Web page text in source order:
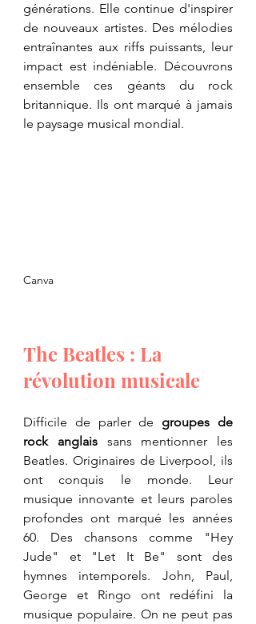
générations. Elle continue d'inspirer
de nouveaux artistes. Des mélodies
entraînantes aux riffs puissants, leur
impact est indéniable. Découvrons
ensemble ces géants du rock
britannique. Ils ont marqué à jamais
le paysage musical mondial.
Canva
The Beatles : La
révolution musicale
Difficile de parler de groupes de
rock anglais sans mentionner les
Beatles. Originaires de Liverpool, ils
ont conquis le monde. Leur
musique innovante et leurs paroles
profondes ont marqué les années
60. Des chansons comme "Hey
Jude" et "Let It Be" sont des
hymnes intemporels. John, Paul,
George et Ringo ont redéfini la
musique populaire. On ne peut pas